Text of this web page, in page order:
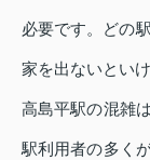
必要です。どの
家を出ないといけ
高島平駅の混雑
駅利用者の多く